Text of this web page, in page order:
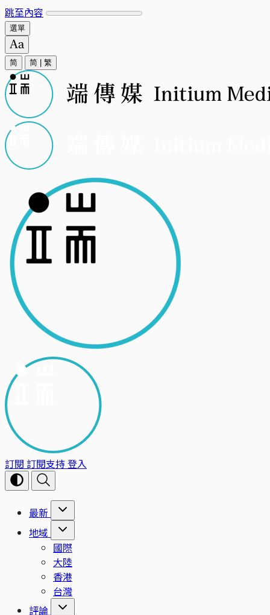
跳至內容
選單
简 简 繁
訂閱 訂閱支持登入
最新
地域
國際
大陸
香港
台灣
評論